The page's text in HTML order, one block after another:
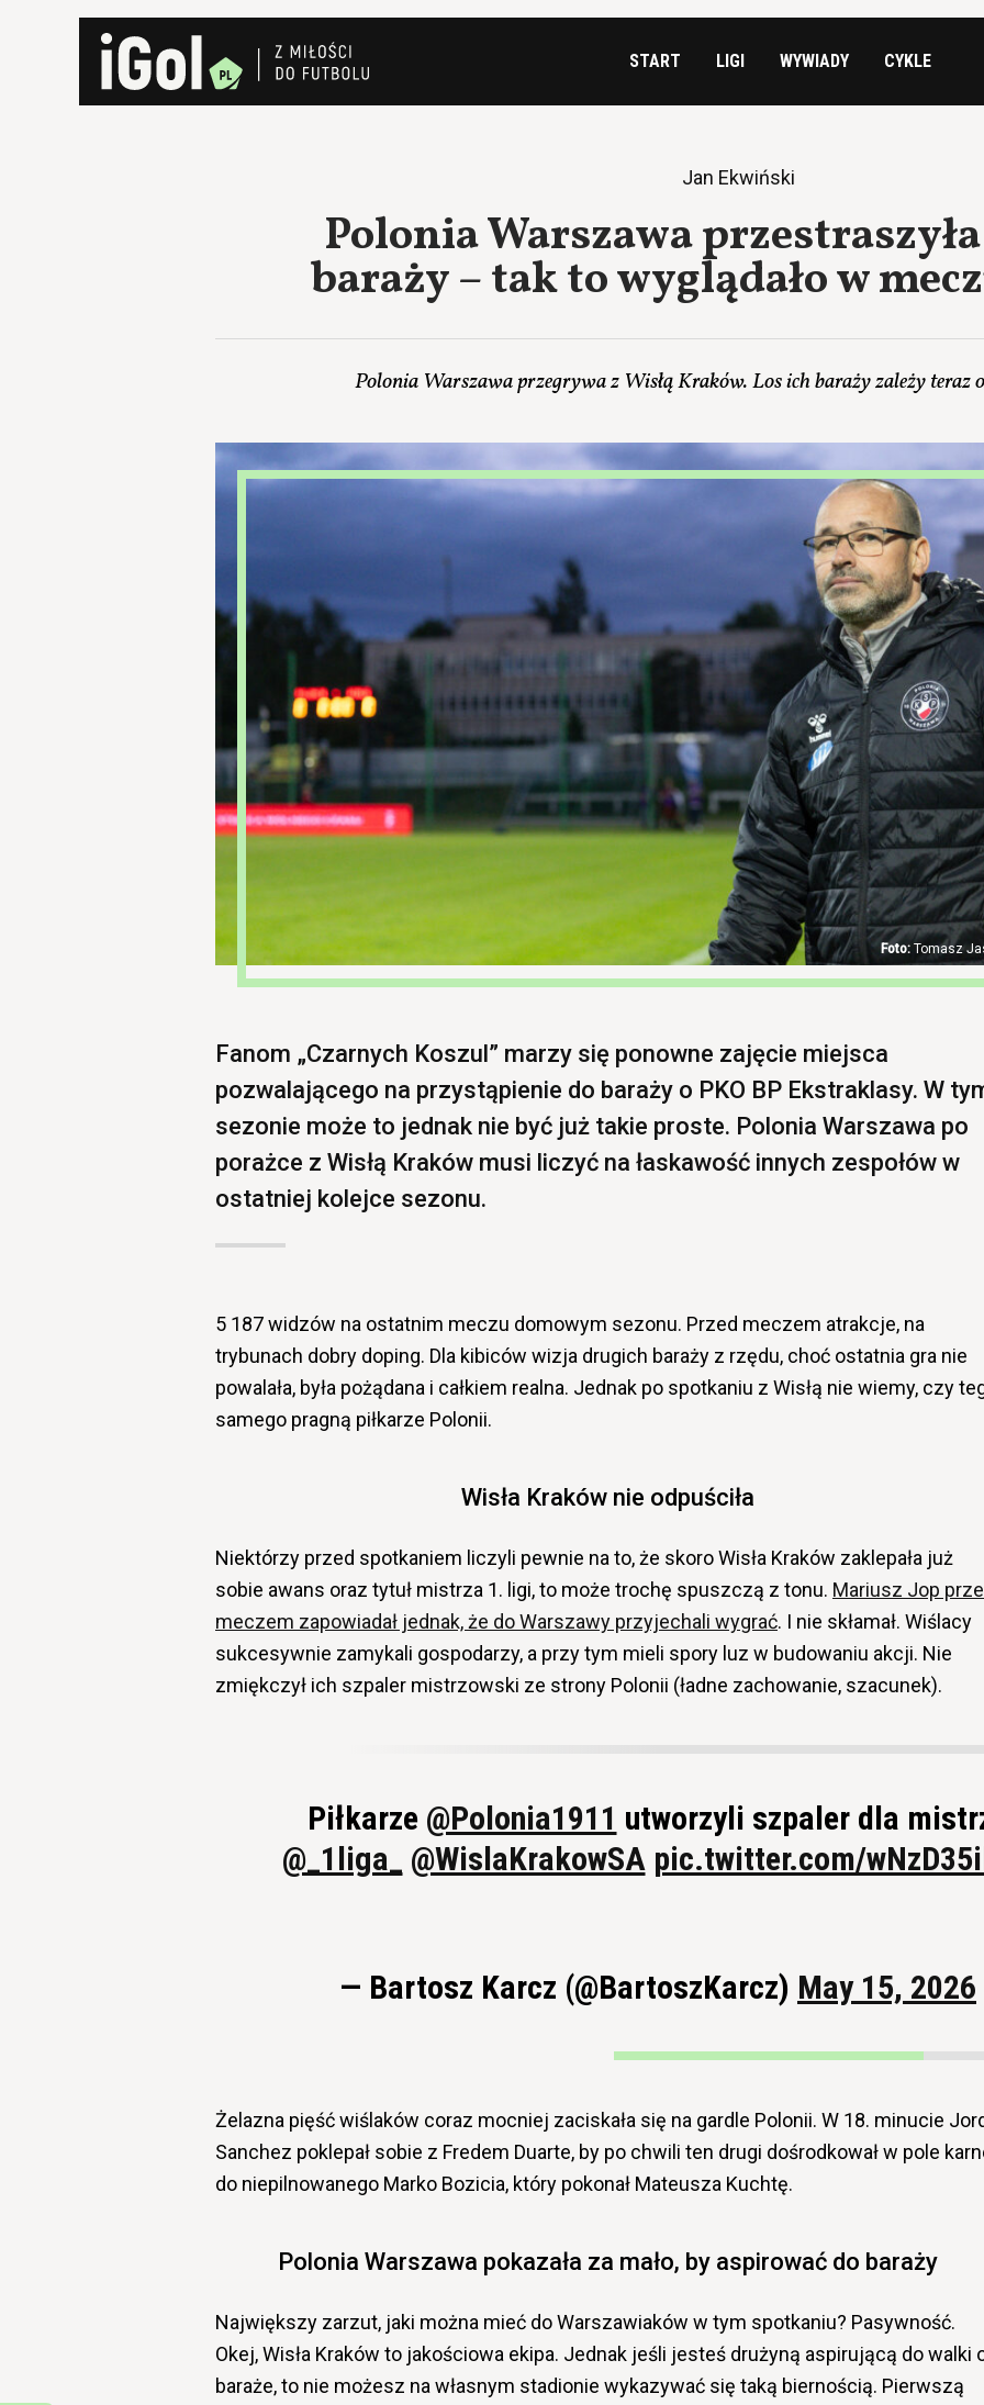
START LIGI WYWIADY CYKLE
Jan Ekwiński
Polonia Warszawa
baraży – tak to wyglądało w
Polonia Warszawa przegrywa z Wisłą Kraków. Los ich baraży zależy teraz
Tomasz
Fanom „Czarnych Koszul” marzy się ponowne zajęcie miejsca
pozwalającego na przystąpienie do baraży o PKO BP Ekstraklasy. W
sezonie może to jednak nie być już takie proste. Polonia Warszawa po
porażce z Wisłą Kraków musi liczyć na łaskawość innych zespołów w
ostatniej kolejce sezonu.
5 187 widzów na ostatnim meczu domowym sezonu. Przed meczem atrakcje, na
trybunach dobry doping. Dla kibiców wizja drugich baraży z rzędu, choć ostatnia gra nie
powalała, była pożądana i całkiem realna. Jednak po spotkaniu z Wisłą nie wiemy, czy
samego pragną piłkarze Polonii.
Wisła Kraków nie odpuściła
Niektórzy przed spotkaniem liczyli pewnie na to, że skoro Wisła Kraków zaklepała już
sobie awans oraz tytuł mistrza 1. ligi, to może trochę spuszczą z tonu. Mariusz Jop
meczem zapowiadał jednak, że do Warszawy przyjechali wygrać. I nie skłamał. Wiślacy
sukcesywnie zamykali gospodarzy, a przy tym mieli spory luz w budowaniu akcji. Nie
zmiękczył ich szpaler mistrzowski ze strony Polonii (ładne zachowanie, szacunek).
Piłkarze @Polonia1911 utworzyli szpaler dla
@_1liga_ @WislaKrakowSA pic.twitter.com/
— Bartosz Karcz (@BartoszKarcz) May 15, 2026
Żelazna pięść wiślaków coraz mocniej zaciskała się na gardle Polonii. W 18. minucie
Sanchez poklepał sobie z Fredem Duarte, by po chwili ten drugi dośrodkował w pole
do niepilnowanego Marko Bozicia, który pokonał Mateusza Kuchtę.
Polonia Warszawa pokazała za mało, by aspirować do baraży
Największy zarzut, jaki można mieć do Warszawiaków w tym spotkaniu? Pasywność.
Okej, Wisła Kraków to jakościowa ekipa. Jednak jeśli jesteś drużyną aspirującą do walki
baraże, to nie możesz na własnym stadionie wykazywać się taką biernością. Pierwszą